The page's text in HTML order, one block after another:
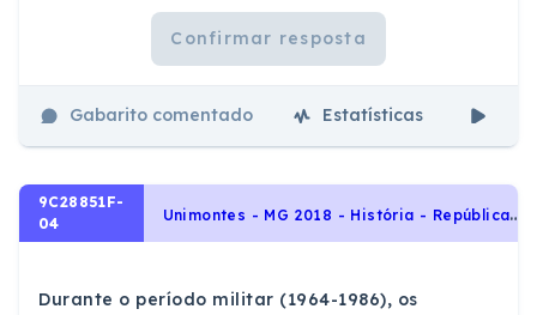
Confirmar resposta
Gabarito comentado Estatísticas
9C28851F-
04
U
nimontes - MG 2018 - História - República Autoritária : 1964- 1984, História do Brasil
Durante o período militar (1964-1986), os